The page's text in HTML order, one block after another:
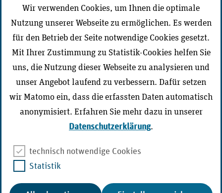
Der Medizinische Dienst vor Ort
Zur Seite wechseln
Cookie-Management Barriere melden
Wir verwenden Cookies, um Ihnen die optimale
Nutzung unserer Webseite zu ermöglichen. Es werden
für den Betrieb der Seite notwendige Cookies gesetzt.
Mit Ihrer Zustimmung zu Statistik-Cookies helfen Sie
uns, die Nutzung dieser Webseite zu analysieren und
unser Angebot laufend zu verbessern. Dafür setzen
wir Matomo ein, dass die erfassten Daten automatisch
anonymisiert. Erfahren Sie mehr dazu in unserer
Datenschutzerklärung.
technisch notwendige Cookies
Statistik